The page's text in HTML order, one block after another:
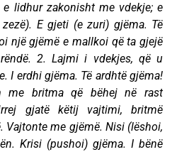
e lidhur zakonisht me vdekje; e
E gjeti (e zuri) gjëma. Të
një gjëmë e mallkoi që ta gjejë
2. Lajmi i vdekjes, që u
I erdhi gjëma. Të ardhtë gjëma!
me britma që bëhej në rast
gjatë këtij vajtimi, britmë
Vajtonte me gjëmë. Nisi (lëshoi,
Krisi (pushoi) gjëma. I bënë